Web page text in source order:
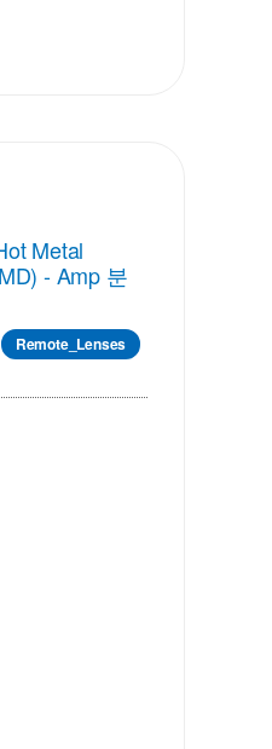
Metal
- Amp 분
Remote_Lenses